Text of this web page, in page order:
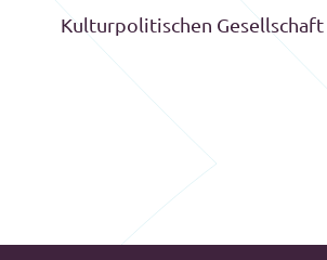
Kulturpolitischen Gesellschaft